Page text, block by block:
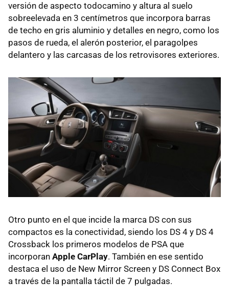
versión de aspecto todocamino y altura al suelo
sobreelevada en 3 centímetros que incorpora barras
de techo en gris aluminio y detalles en negro, como los
pasos de rueda, el alerón posterior, el paragolpes
delantero y las carcasas de los retrovisores exteriores.
Otro punto en el que incide la marca DS con sus
compactos es la conectividad, siendo los DS 4 y DS 4
Crossback los primeros modelos de PSA que
incorporan Apple CarPlay. También en ese sentido
destaca el uso de New Mirror Screen y DS Connect Box
a través de la pantalla táctil de 7 pulgadas.